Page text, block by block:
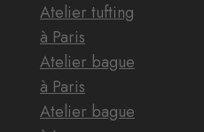
Atelier tufting
à Paris
Atelier bague
à Paris
Atelier bague